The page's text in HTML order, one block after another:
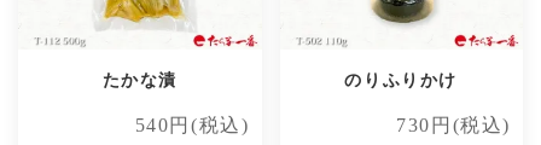
たかな漬
540円(税込)
のりふりかけ
730円(税込)